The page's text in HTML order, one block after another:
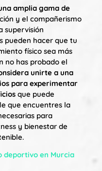
amplia gama de
y el compañerismo
supervisión
pueden hacer que tu
físico sea más
no has probado el
unirte a una
para experimentar
que puede
que encuentres la
para
y bienestar de
deportivo en Murcia